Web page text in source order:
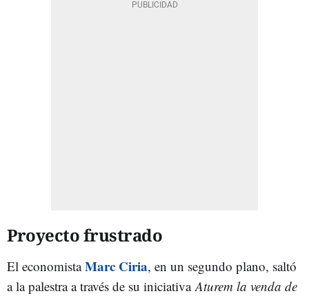
Proyecto frustrado
El economistaMarc Ciria, en un segundo plano, saltó
a la palestra a través de su iniciativaAturem la venda de